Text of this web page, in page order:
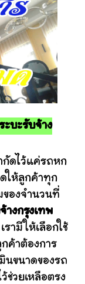
ะบะรับจ้าง
ไว้แค่รถหก
ให้ลูกค้าทุก
ของจำนวนที่
างกรุงเทพ
ามีให้เลือกใช้
ค้าต้องการ
นขนาดของรถ
ช่วยเหลือตรง